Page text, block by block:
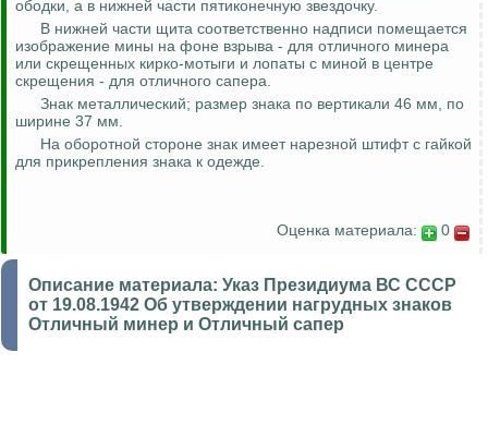
ободки, а в нижней части пятиконечную звездочку.
В нижней части щита соответственно надписи помещается
изображение мины на фоне взрыва - для отличного минера
или скрещенных кирко-мотыги и лопаты с миной в центре
скрещения - для отличного сапера.
Знак металлический; размер знака по вертикали 46 мм, по
ширине 37 мм.
На оборотной стороне знак имеет нарезной штифт с гайкой
для прикрепления знака к одежде.
Оценка материала: 0
Описание материала: Указ Президиума ВС СССР
от 19.08.1942 Об утверждении нагрудных знаков
Отличный минер и Отличный сапер